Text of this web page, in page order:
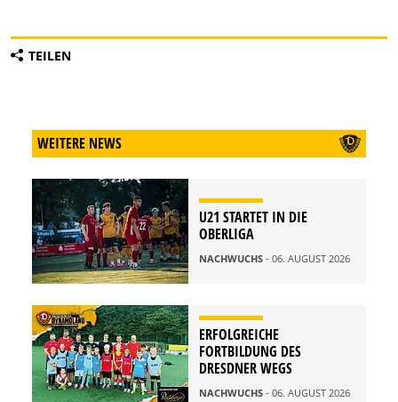
TEILEN
WEITERE NEWS
U21 STARTET IN DIE
OBERLIGA
NACHWUCHS - 06. AUGUST 2026
ERFOLGREICHE
FORTBILDUNG DES
DRESDNER WEGS
NACHWUCHS - 06. AUGUST 2026